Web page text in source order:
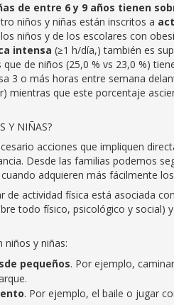
de entre 6 y 9 años tienen
niños y niñas están inscritos a
niños y de los escolares con
intensa (≥1 h/día,) también es
de niños (25,0 % vs 23,0 %)
3 o más horas entre semana
mientras que este porcentaje
Y NIÑAS?
acciones que impliquen
Desde las familias podemos
adquieren más fácilmente
de actividad física está asociada
todo físico, psicológico y social)
y niñas:
pequeños. Por ejemplo,
. Por ejemplo, el baile o jugar